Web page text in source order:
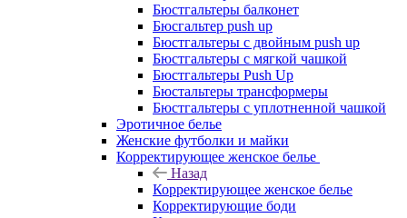
Бюстгальтеры балконет
Бюсгальтер push up
Бюстгальтеры с двойным push up
Бюстгальтеры с мягкой чашкой
Бюстгальтеры Push Up
Бюстальтеры трансформеры
Бюстгальтеры с уплотненной чашкой
Эротичное белье
Женские футболки и майки
Корректирующее женское белье
Назад
Корректирующее женское белье
Корректирующие боди